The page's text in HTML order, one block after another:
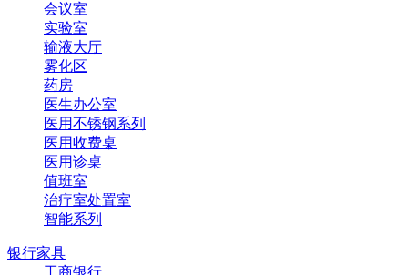
会议室
实验室
输液大厅
雾化区
药房
医生办公室
医用不锈钢系列
医用收费桌
医用诊桌
值班室
治疗室处置室
智能系列
银行家具
工商银行